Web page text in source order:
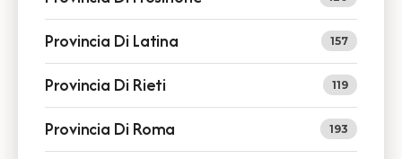
Provincia Di Latina 157
Provincia Di Rieti 119
Provincia Di Roma 193